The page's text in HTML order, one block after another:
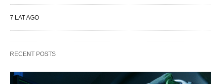
7 LAT AGO
RECENT POSTS